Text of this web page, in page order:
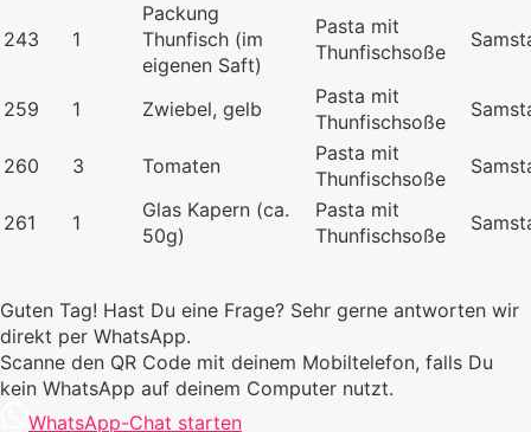
243 1
Packung
Thunfisch (im
eigenen Saft)
Pasta mit
Thunfischsoße
259 1 Zwiebel, gelb
Pasta mit
Thunfischsoße
260 3 Tomaten
Pasta mit
Thunfischsoße
261 1
Glas Kapern (ca.
50g)
Pasta mit
Thunfischsoße
Guten Tag! Hast Du eine Frage? Sehr gerne antworten wir
direkt per WhatsApp.
Scanne den QR Code mit deinem Mobiltelefon, falls Du
kein WhatsApp auf deinem Computer nutzt.
WhatsApp-Chat starten